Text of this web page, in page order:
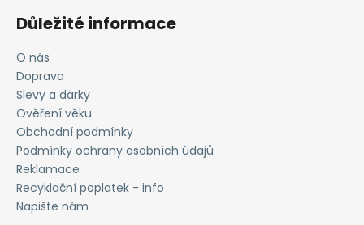
Důležité informace
O nás
Doprava
Slevy a dárky
Ověření věku
Obchodní podmínky
Podmínky ochrany osobních údajů
Reklamace
Recyklační poplatek - info
Napište nám